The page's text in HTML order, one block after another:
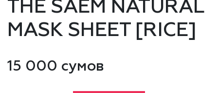
THE SAEM NATURAL
MASK SHEET [RICE]
15 000 сумов